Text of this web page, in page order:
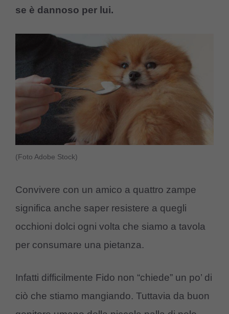
se è dannoso per lui.
(Foto Adobe Stock)
Convivere con un amico a quattro zampe
significa anche saper resistere a quegli
occhioni dolci ogni volta che siamo a tavola
per consumare una pietanza.
Infatti difficilmente Fido non “chiede” un po’ di
ciò che stiamo mangiando. Tuttavia da buon